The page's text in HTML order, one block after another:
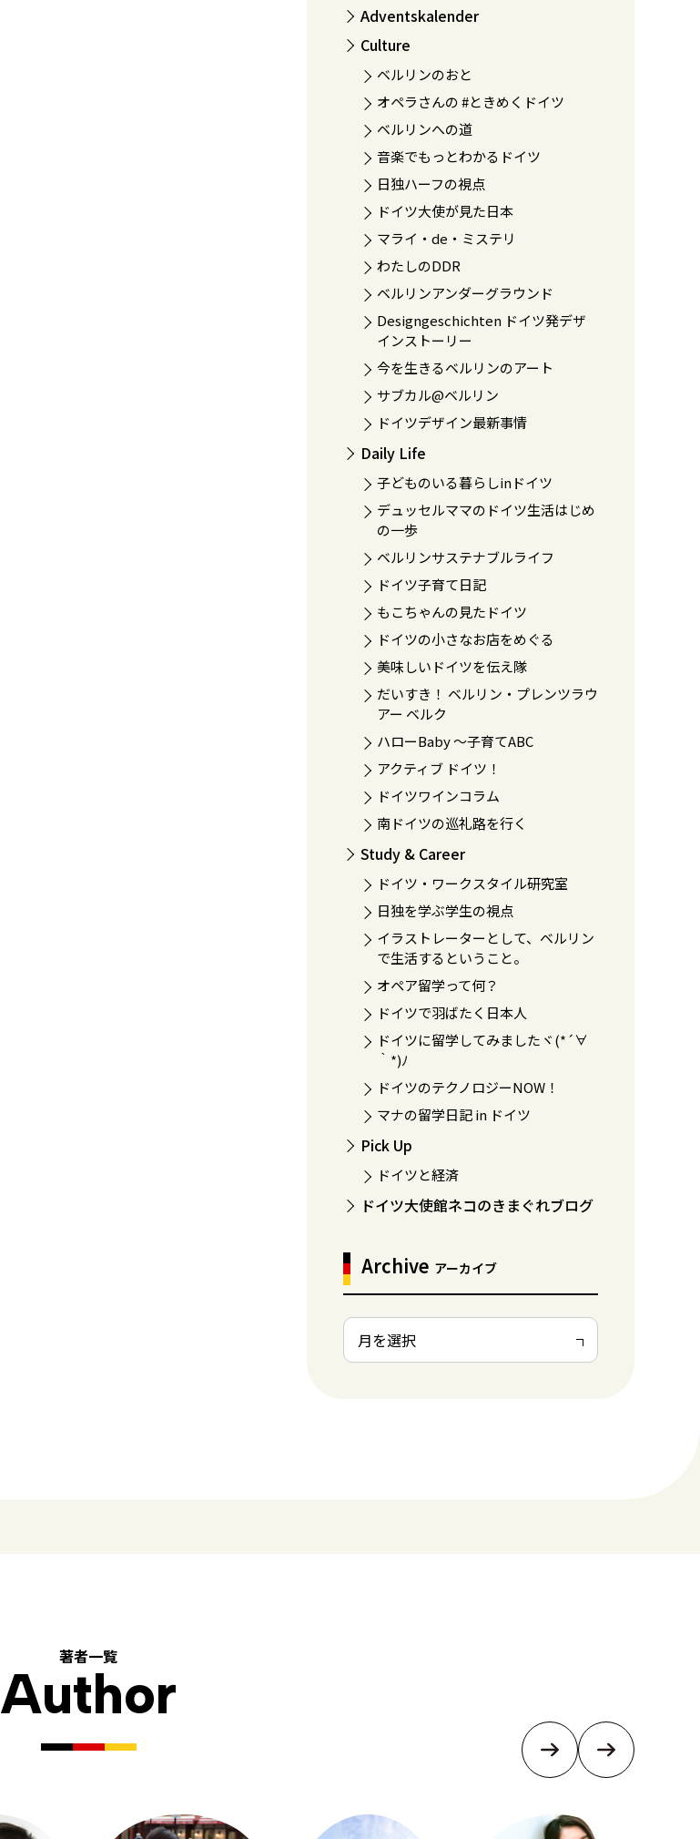
Adventskalender
Culture
ベルリンのおと
オペラさんの #ときめくドイツ
ベルリンへの道
音楽でもっとわかるドイツ
日独ハーフの視点
ドイツ大使が見た日本
マライ・de・ミステリ
わたしのDDR
ベルリンアンダーグラウンド
Designgeschichten ドイツ発デザ
インストーリー
今を生きるベルリンのアート
サブカル@ベルリン
ドイツデザイン最新事情
Daily Life
子どものいる暮らしinドイツ
デュッセルママのドイツ生活はじめ
の一歩
ベルリンサステナブルライフ
ドイツ子育て日記
もこちゃんの見たドイツ
ドイツの小さなお店をめぐる
美味しいドイツを伝え隊
だいすき！ ベルリン・プレンツラウ
アー ベルク
ハローBaby 〜子育てABC
アクティブ ドイツ！
ドイツワインコラム
南ドイツの巡礼路を行く
Study & Career
ドイツ・ワークスタイル研究室
日独を学ぶ学生の視点
イラストレーターとして、ベルリン
で生活するということ。
オペア留学って何？
ドイツで羽ばたく日本人
ドイツに留学してみましたヾ(*´∀
｀*)ﾉ
ドイツのテクノロジーNOW！
マナの留学日記 in ドイツ
Pick Up
ドイツと経済
ドイツ大使館ネコのきまぐれブログ
Archive アーカイブ
著者一覧
Author